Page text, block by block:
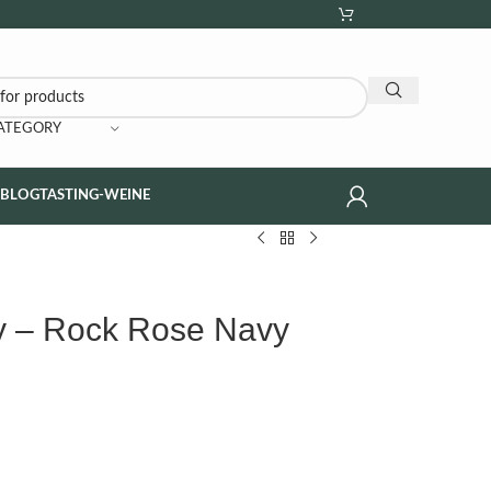
TASTING-WEINE
– Rock Rose Navy